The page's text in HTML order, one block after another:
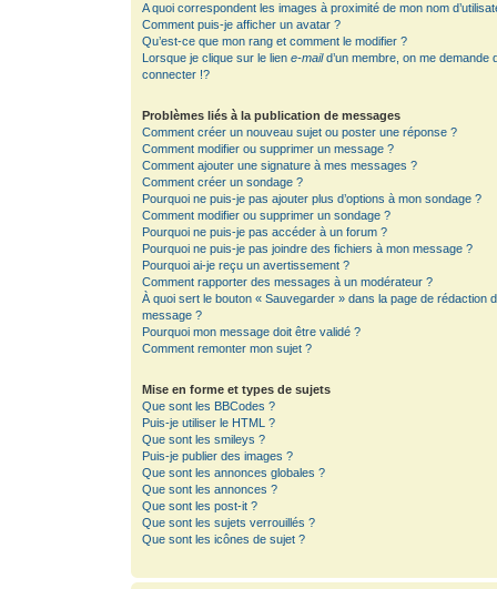
A quoi correspondent les images à proximité de mon nom
Comment puis-je afficher un avatar ?
Qu’est-ce que mon rang et comment le modifier ?
Lorsque je clique sur le lien e-maild’un membre, on me demande
connecter !?
Problèmes liés à la publication de messages
Comment créer un nouveau sujet ou poster une réponse ?
Comment modifier ou supprimer un message ?
Comment ajouter une signature à mes messages ?
Comment créer un sondage ?
Pourquoi ne puis-je pas ajouter plus d’options à mon sondage ?
Comment modifier ou supprimer un sondage ?
Pourquoi ne puis-je pas accéder à un forum ?
Pourquoi ne puis-je pas joindre des fichiers à mon message ?
Pourquoi ai-je reçu un avertissement ?
Comment rapporter des messages à un modérateur ?
À quoi sert le bouton « Sauvegarder » dans la page de rédaction
message ?
Pourquoi mon message doit être validé ?
Comment remonter mon sujet ?
Mise en forme et types de sujets
Que sont les BBCodes ?
Puis-je utiliser le HTML ?
Que sont les smileys ?
Puis-je publier des images ?
Que sont les annonces globales ?
Que sont les annonces ?
Que sont les post-it ?
Que sont les sujets verrouillés ?
Que sont les icônes de sujet ?